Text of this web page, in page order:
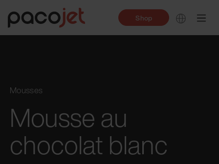
Shop
Mousses
Mousse au
chocolat blanc